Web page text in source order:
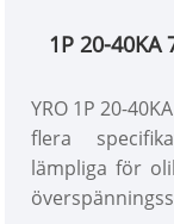
1P 20-40KA
YRO 1P 20-
flera
lämpliga för